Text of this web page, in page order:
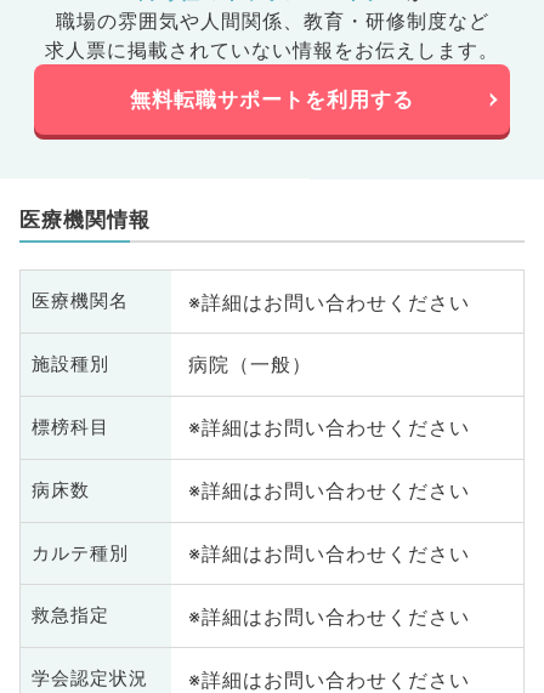
職場の雰囲気や人間関係、 教育・研修制度など
求人票に掲載されていない情報をお伝えします。
無料転職サポートを利用する
医療機関情報
医療機関名 ※詳細はお問い合わせください
施設種別 病院（一般）
標榜科目 ※詳細はお問い合わせください
病床数 ※詳細はお問い合わせください
カルテ種別 ※詳細はお問い合わせください
救急指定 ※詳細はお問い合わせください
学会認定状況 ※詳細はお問い合わせください